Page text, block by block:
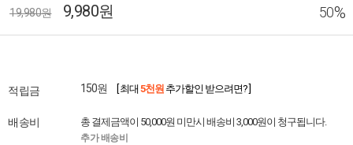
19,980원 9,980원 50%
적립금 150원 [ 최대 5천원 추가할인 받으려면? ]
배송비 총 결제금액이 50,000원 미만시 배송비 3,000원이 청구됩니다.
추가 배송비